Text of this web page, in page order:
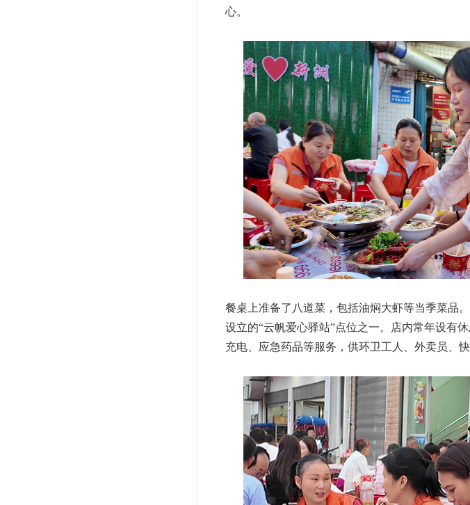
心。
餐桌上准备了八道菜，包括油焖大虾等当季菜品
设立的“云帆爱心驿站”点位之一。店内常年设有
充电、应急药品等服务，供环卫工人、外卖员、